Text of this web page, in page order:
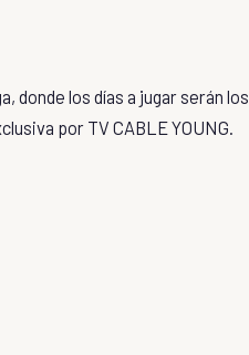
donde los días a jugar serán los
por TV CABLE YOUNG.